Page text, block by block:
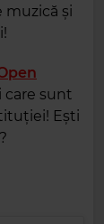
muzică și
care sunt
Ești